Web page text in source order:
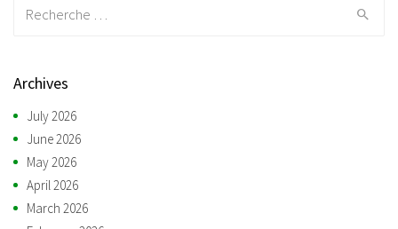
Archives
July 2026
June 2026
May 2026
April 2026
March 2026